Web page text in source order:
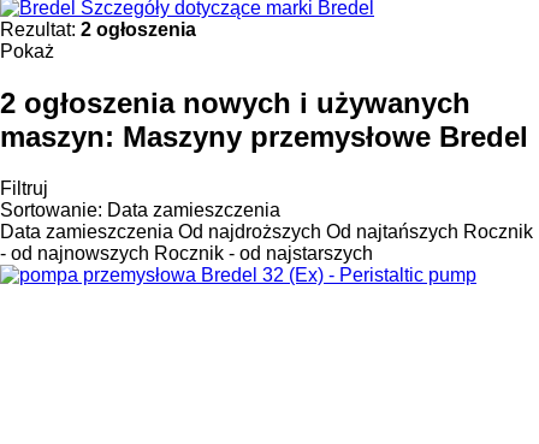
Szczegóły dotyczące marki Bredel
Rezultat: 2 ogłoszenia
Pokaż
2 ogłoszenia nowych i używanych
maszyn: Maszyny przemysłowe Bredel
Filtruj
Sortowanie: Data zamieszczenia
Data zamieszczenia Od najdroższych Od najtańszych Rocznik
- od najnowszych Rocznik - od najstarszych